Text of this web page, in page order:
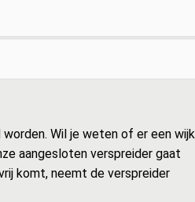
Wil je weten of er een wijk
aangesloten verspreider gaat
komt, neemt de verspreider